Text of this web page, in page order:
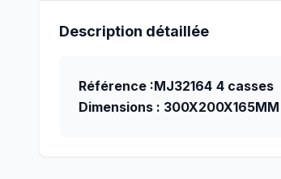
Description détaillée
Référence :MJ32164 4 casses
Dimensions : 300X200X165MM